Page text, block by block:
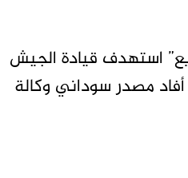
السريع” استهدف قيادة الجيش
مصدر سوداني وكالة